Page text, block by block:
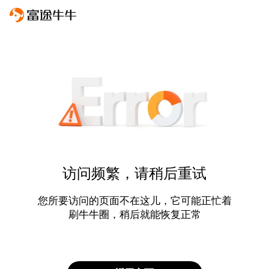
访问频繁，请稍后重试
您所要访问的页面不在这儿，它可能正忙着
刷牛牛圈，稍后就能恢复正常